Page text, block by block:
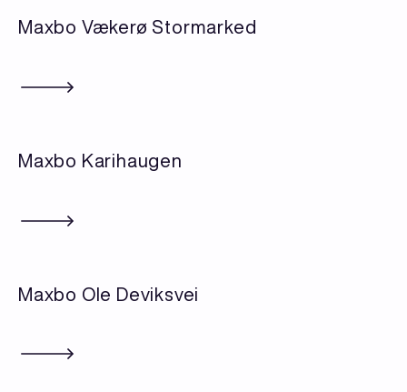
Maxbo Vækerø Stormarked
Maxbo Karihaugen
Maxbo Ole Deviksvei